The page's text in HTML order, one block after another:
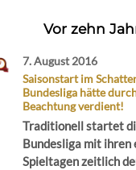
Vor zehn
7. August 2016
Saisonstart im
Bundesliga hätte
Beachtung verdient!
Traditionell startet
Bundesliga mit ihren
Spieltagen zeitlich